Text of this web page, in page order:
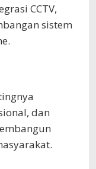
CCTV,
sistem
dan